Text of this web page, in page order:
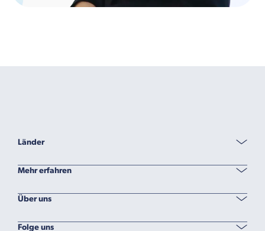
Länder
Mehr erfahren
Über uns
Folge uns